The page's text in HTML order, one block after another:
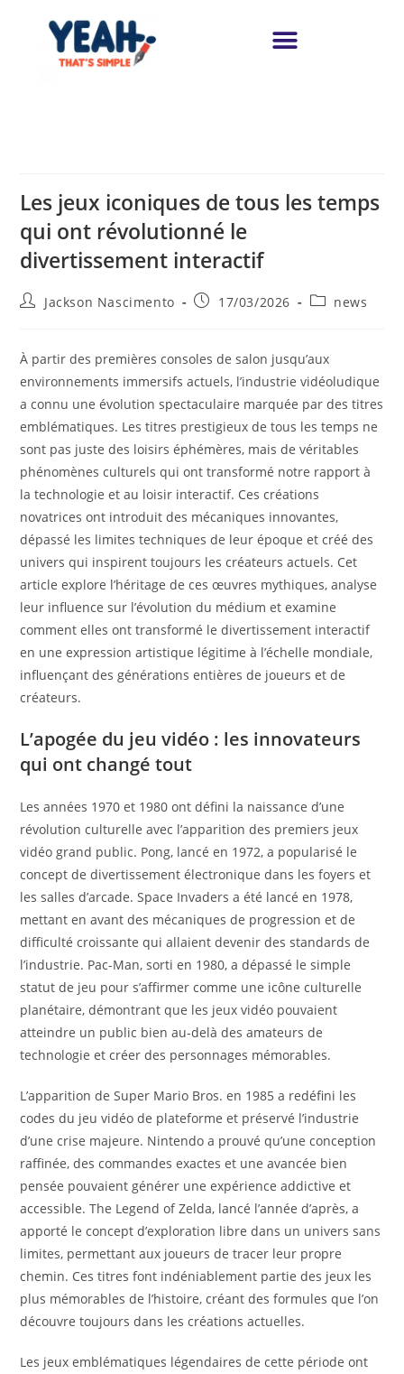
Les jeux iconiques de tous les temps
qui ont révolutionné le
divertissement interactif
Jackson Nascimento 17/03/2026 news
À partir des premières consoles de salon jusqu’aux
environnements immersifs actuels, l’industrie vidéoludique
a connu une évolution spectaculaire marquée par des titres
emblématiques. Les titres prestigieux de tous les temps ne
sont pas juste des loisirs éphémères, mais de véritables
phénomènes culturels qui ont transformé notre rapport à
la technologie et au loisir interactif. Ces créations
novatrices ont introduit des mécaniques innovantes,
dépassé les limites techniques de leur époque et créé des
univers qui inspirent toujours les créateurs actuels. Cet
article explore l’héritage de ces œuvres mythiques, analyse
leur influence sur l’évolution du médium et examine
comment elles ont transformé le divertissement interactif
en une expression artistique légitime à l’échelle mondiale,
influençant des générations entières de joueurs et de
créateurs.
L’apogée du jeu vidéo : les innovateurs
qui ont changé tout
Les années 1970 et 1980 ont défini la naissance d’une
révolution culturelle avec l’apparition des premiers jeux
vidéo grand public. Pong, lancé en 1972, a popularisé le
concept de divertissement électronique dans les foyers et
les salles d’arcade. Space Invaders a été lancé en 1978,
mettant en avant des mécaniques de progression et de
difficulté croissante qui allaient devenir des standards de
l’industrie. Pac-Man, sorti en 1980, a dépassé le simple
statut de jeu pour s’affirmer comme une icône culturelle
planétaire, démontrant que les jeux vidéo pouvaient
atteindre un public bien au-delà des amateurs de
technologie et créer des personnages mémorables.
L’apparition de Super Mario Bros. en 1985 a redéfini les
codes du jeu vidéo de plateforme et préservé l’industrie
d’une crise majeure. Nintendo a prouvé qu’une conception
raffinée, des commandes exactes et une avancée bien
pensée pouvaient générer une expérience addictive et
accessible. The Legend of Zelda, lancé l’année d’après, a
apporté le concept d’exploration libre dans un univers sans
limites, permettant aux joueurs de tracer leur propre
chemin. Ces titres font indéniablement partie des jeux les
plus mémorables de l’histoire, créant des formules que l’on
découvre toujours dans les créations actuelles.
Les jeux emblématiques légendaires de cette période ont